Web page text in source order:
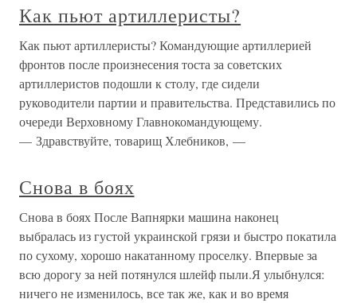
Как пьют артиллеристы?
Как пьют артиллеристы? Командующие артиллерией
фронтов после произнесения тоста за советских
артиллеристов подошли к столу, где сидели
руководители партии и правительства. Представились по
очереди Верховному Главнокомандующему.
— Здравствуйте, товарищ Хлебников, —
Снова в боях
Снова в боях После Вапнярки машина наконец
выбралась из густой украинской грязи и быстро покатила
по сухому, хорошо накатанному проселку. Впервые за
всю дорогу за ней потянулся шлейф пыли.Я улыбнулся:
ничего не изменилось, все так же, как и во время